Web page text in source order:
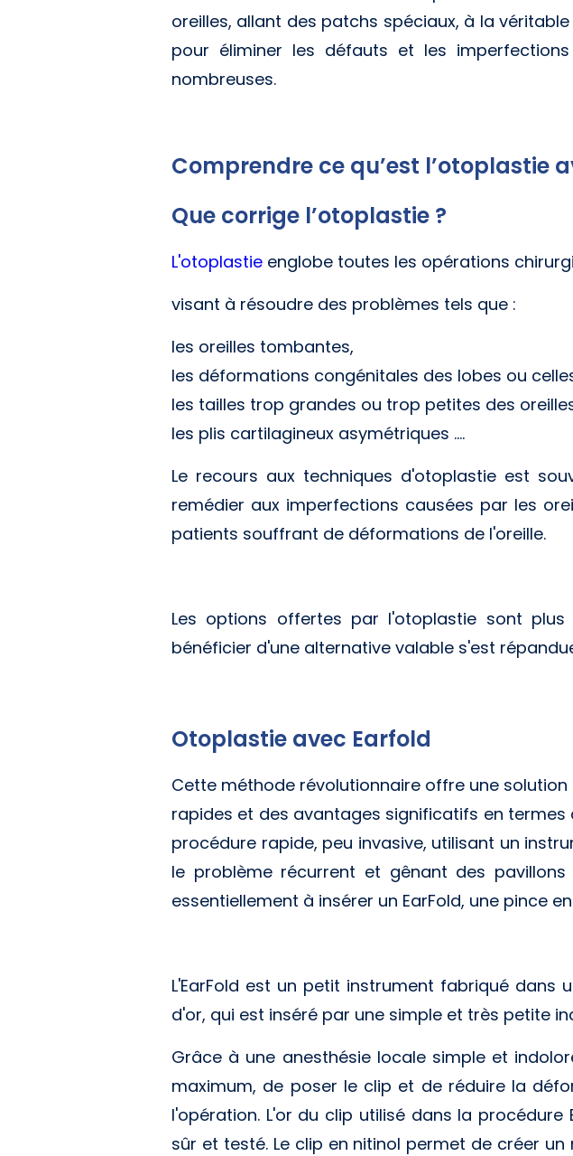
oreilles, allant des patchs spéciaux, à la
pour éliminer les défauts et les
nombreuses.
Comprendre ce qu’est l’otoplastie
Que corrige l’otoplastie ?
L'otoplastie englobe toutes les opérations
visant à résoudre des problèmes tels que :
les oreilles tombantes,
les déformations congénitales des lobes ou
les tailles trop grandes ou trop petites des
les plis cartilagineux asymétriques ....
Le recours aux techniques d'otoplastie est
remédier aux imperfections causées par les
patients souffrant de déformations de l'oreille.
Les options offertes par l'otoplastie sont
bénéficier d'une alternative valable s'est
Otoplastie avec Earfold
Cette méthode révolutionnaire offre une
rapides et des avantages significatifs en
procédure rapide, peu invasive, utilisant un
le problème récurrent et gênant des
essentiellement à insérer un EarFold, une pince
L'EarFold est un petit instrument fabriqué dans
d'or, qui est inséré par une simple et très petite
Grâce à une anesthésie locale simple et
maximum, de poser le clip et de réduire la
l'opération. L'or du clip utilisé dans la
sûr et testé. Le clip en nitinol permet de créer